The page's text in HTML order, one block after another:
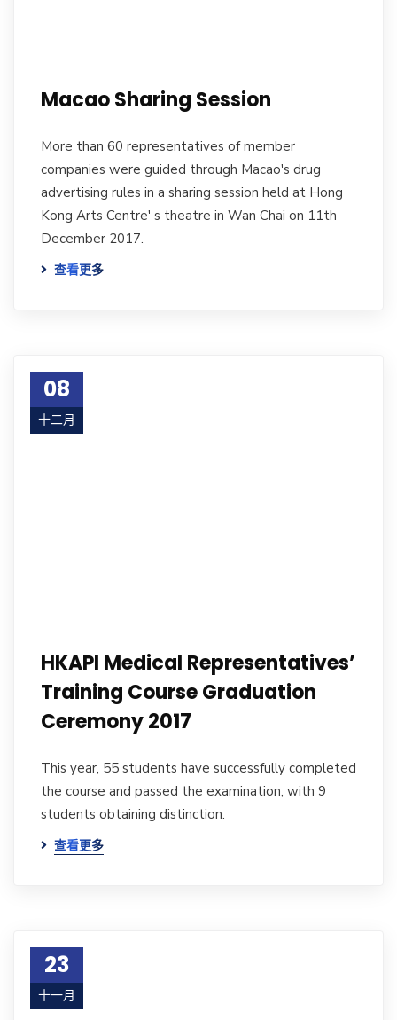
Macao Sharing Session
More than 60 representatives of member
companies were guided through Macao's drug
advertising rules in a sharing session held at Hong
Kong Arts Centre' s theatre in Wan Chai on 11th
December 2017.
查看更多
08
十二月
HKAPI Medical Representatives’
Training Course Graduation
Ceremony 2017
This year, 55 students have successfully completed
the course and passed the examination, with 9
students obtaining distinction.
查看更多
23
十一月